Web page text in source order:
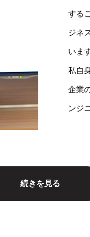
する
ジネ
いま
私自
企業
ンジ
続きを見る
し、
でき
企業情報を見る
てい
持続
挑戦
の力
採用キャンペーンを見る